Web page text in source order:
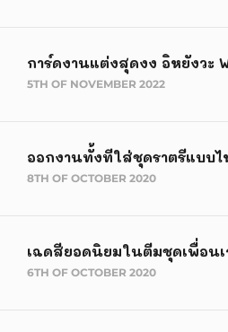
การ์ดงานแต่งสุดงง อิหยังวะ
5TH OF NOVEMBER 2022
ออกงานทั้งทีใส่ชุดราตรีแบบ
8TH OF OCTOBER 2020
เฉดสียอดนิยมในตีมชุดเพื่อนเ
6TH OF OCTOBER 2020